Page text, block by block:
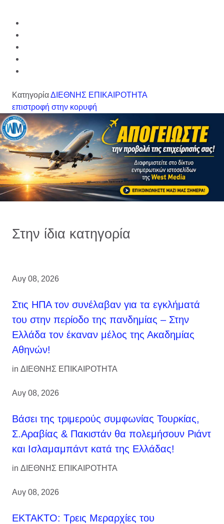
ΚατηγορίαΔΙΕΘΝΗΣ ΕΠΙΚΑΙΡΟΤΗΤΑ
επιστροφή στην κορυφή
Στην ίδια κατηγορία
Αυγ 08, 2026
Στις ΗΠΑ τον συνέλαβαν για τα εγκλήματά
του στην περίοδο της πανδημίας – Στην
Ελλάδα τον έκαναν μέλος της Ακαδημίας
Αθηνών!
in ΔΙΕΘΝΗΣ ΕΠΙΚΑΙΡΟΤΗΤΑ
Αυγ 08, 2026
Βάσει της τριμερούς συμφωνίας Τουρκίας,
Σ.Αραβίας & Πακιστάν θα πολεμήσουν Ριάντ
και Ισλαμαμπάντ κατά της Ελλάδας!
in ΔΙΕΘΝΗΣ ΕΠΙΚΑΙΡΟΤΗΤΑ
Αυγ 08, 2026
ΕΚΤΑΚΤΟ: Τρεις Μεραρχίες του